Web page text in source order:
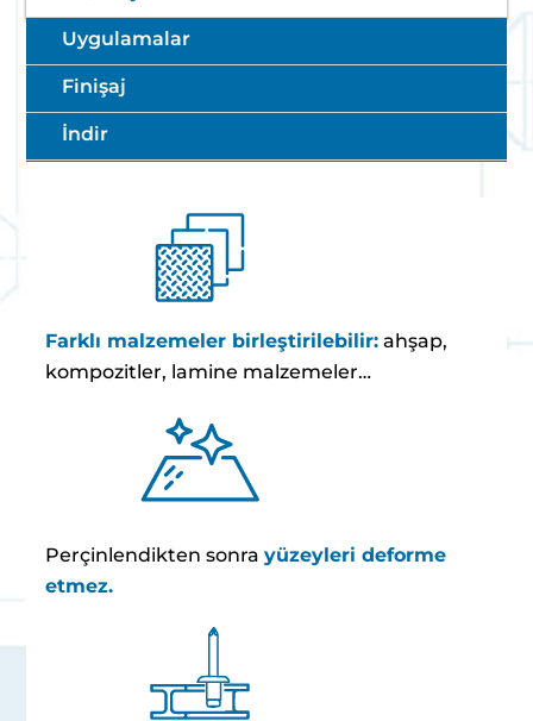
Uygulamalar
Finişaj
İndir
Farklı malzemeler birleştirilebilir: ahşap,
kompozitler, lamine malzemeler…
Perçinlendikten sonrayüzeyleri deforme
etmez.